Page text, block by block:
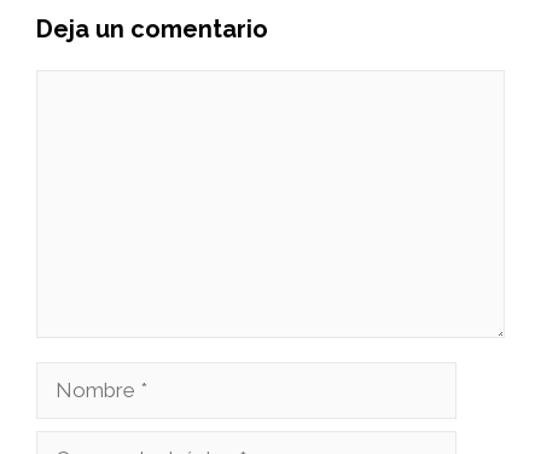
Deja un comentario
Nombre